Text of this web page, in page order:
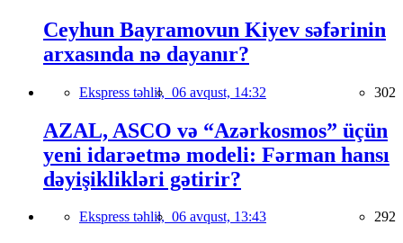
Ceyhun Bayramovun Kiyev səfərinin
arxasında nə dayanır?
Ekspress təhlil, 06 avqust, 14:32 302
AZAL, ASCO və “Azərkosmos” üçün
yeni idarəetmə modeli: Fərman hansı
dəyişiklikləri gətirir?
Ekspress təhlil, 06 avqust, 13:43 292